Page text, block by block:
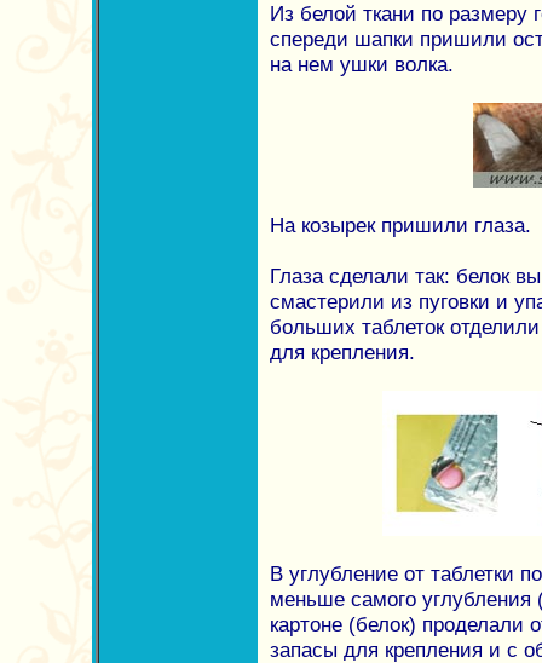
Из белой ткани по размеру
спереди шапки пришили
на нем ушки волка.
На козырек пришили глаза.
Глаза сделали так: белок
смастерили из пуговки и
больших таблеток
для крепления.
В углубление от таблетки
меньше самого углубления
картоне (белок) проделали
запасы для крепления и с